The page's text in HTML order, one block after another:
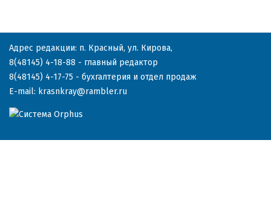
Адрес редакции: п. Красный, ул. Кирова,
8(48145) 4-18-88 - главный редактор
8(48145) 4-17-75 - бухгалтерия и отдел продаж
E-mail: krasnkray@rambler.ru